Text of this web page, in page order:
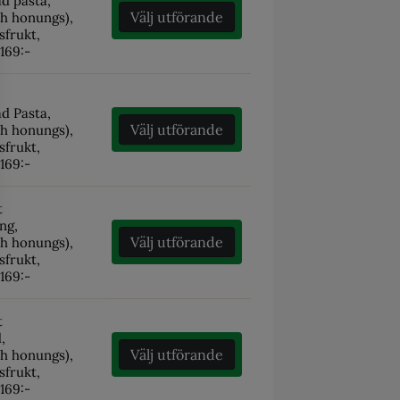
honungs),
Välj utförande
Pasta,
honungs),
Välj utförande
honungs),
Välj utförande
honungs),
Välj utförande